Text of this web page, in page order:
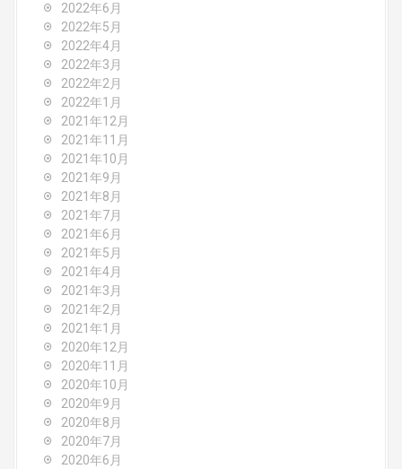
2022年6月
2022年5月
2022年4月
2022年3月
2022年2月
2022年1月
2021年12月
2021年11月
2021年10月
2021年9月
2021年8月
2021年7月
2021年6月
2021年5月
2021年4月
2021年3月
2021年2月
2021年1月
2020年12月
2020年11月
2020年10月
2020年9月
2020年8月
2020年7月
2020年6月